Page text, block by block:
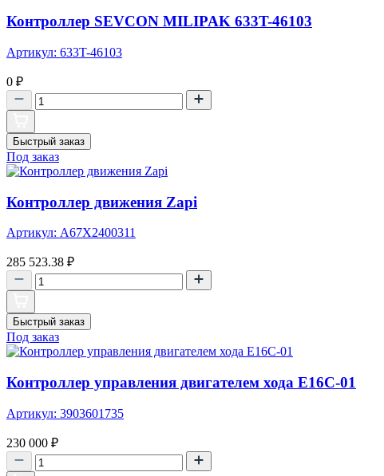
Контроллер SEVCON MILIPAK 633T-46103
Артикул: 633T-46103
0 ₽
Быстрый заказ
Под заказ
Контроллер движения Zapi
Артикул: A67X2400311
285 523.38 ₽
Быстрый заказ
Под заказ
Контроллер управления двигателем хода E16C-01
Артикул: 3903601735
230 000 ₽